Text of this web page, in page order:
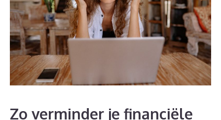
Zo verminder je financiële